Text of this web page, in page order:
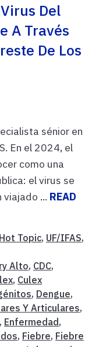
Del
A Través
De Los
sénior en
En el 2024, el
como una
el virus se
... READ
Topic, UF/IFAS,
Alto, CDC,
, Culex
, Dengue,
Y Articulares,
, Enfermedad,
, Fiebre, Fiebre